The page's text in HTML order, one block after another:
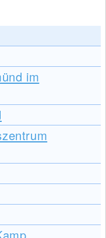
im